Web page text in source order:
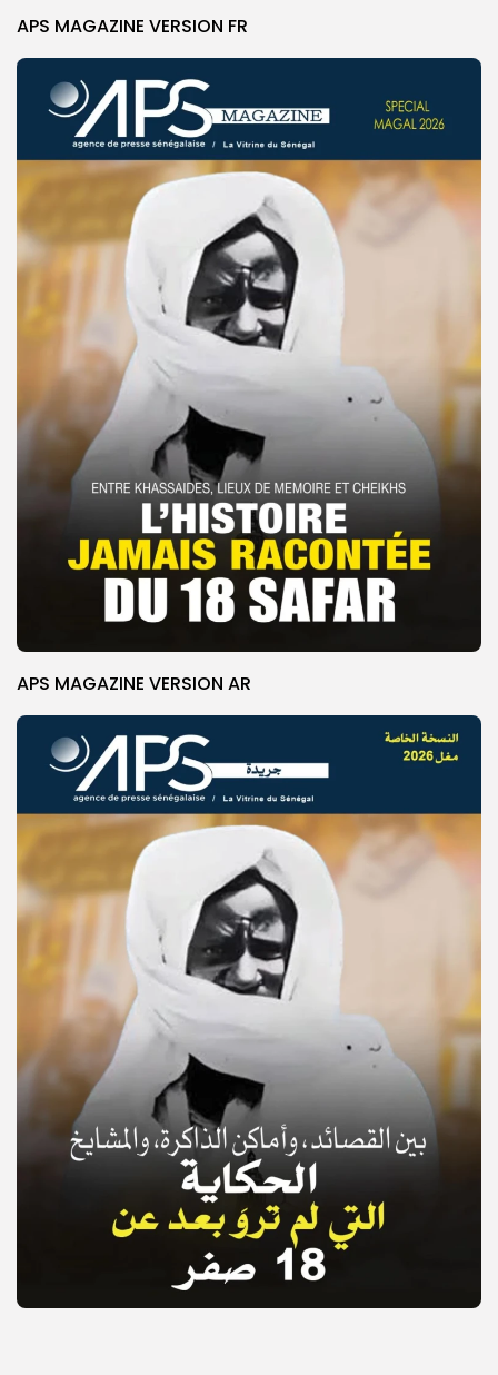
© Copyright 2025, APS
APS MAGAZINE VERSION FR
APS MAGAZINE VERSION AR